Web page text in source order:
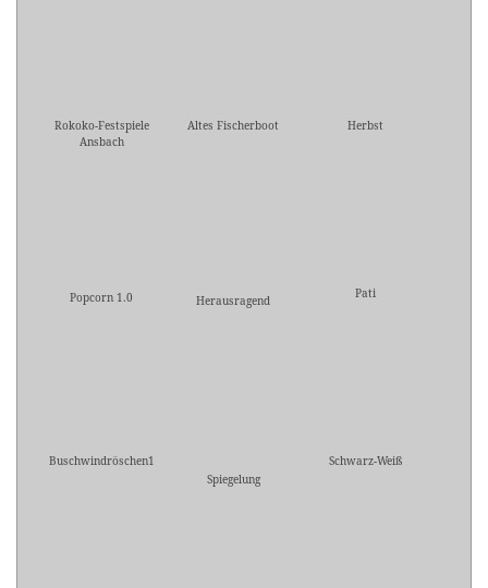
Rokoko-Festspiele
Ansbach
Altes Fischerboot Herbst
Popcorn 1.0 Herausragend Pati
Buschwindröschen1
Spiegelung
Schwarz-Weiß